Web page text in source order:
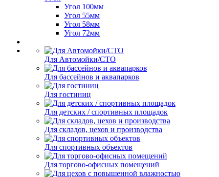
Угол 100мм
Угол 55мм
Угол 58мм
Угол 72мм
Для Автомойки/СТО
Для бассейнов и аквапарков
Для гостиниц
Для детских / спортивных площадок
Для складов, цехов и производства
Для спортивных объектов
Для торгово-офисных помещений